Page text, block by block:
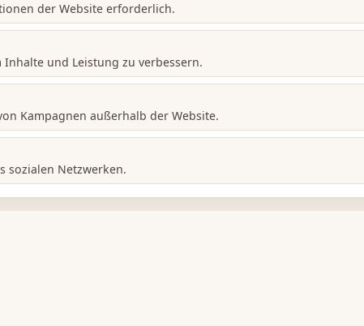
der Website erforderlich.
und Leistung zu verbessern.
Kampagnen außerhalb der Website.
sozialen Netzwerken.